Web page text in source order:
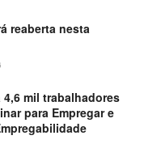
reaberta nesta
mil trabalhadores
para Empregar e